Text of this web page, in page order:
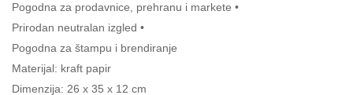
Pogodna za prodavnice, prehranu i markete •
Prirodan neutralan izgled •
Pogodna za štampu i brendiranje
Materijal: kraft papir
Dimenzija: 26 x 35 x 12 cm